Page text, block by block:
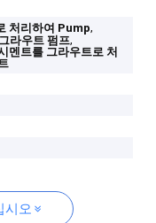
처리하여 Pump,
라우트 펌프,
멘트를 그라우트로 처
시오